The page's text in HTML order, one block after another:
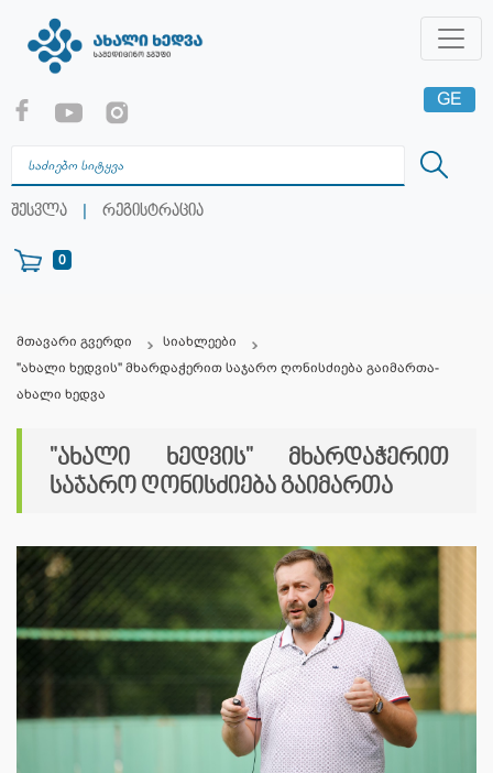
შესვლა | რეგისტრაცია
0
GE
RU
მთავარი გვერდი
სიახლეები
"ახალი ხედვის" მხარდაჭერით საჯარო ღონისძიება გაიმართა-
ახალი ხედვა
"ახალი ხედვის" მხარდაჭერით
საჯარო ღონისძიება გაიმართა